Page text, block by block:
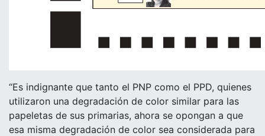
“Es indignante que tanto el PNP como el PPD, quienes
utilizaron una degradación de color similar para las
papeletas de sus primarias, ahora se opongan a que
esa misma degradación de color sea considerada para